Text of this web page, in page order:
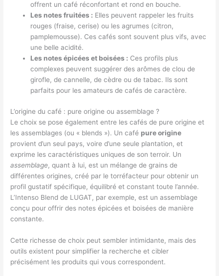
offrent un café réconfortant et rond en bouche.
Les notes fruitées : Elles peuvent rappeler les fruits
rouges (fraise, cerise) ou les agrumes (citron,
pamplemousse). Ces cafés sont souvent plus vifs, avec
une belle acidité.
Les notes épicées et boisées : Ces profils plus
complexes peuvent suggérer des arômes de clou de
girofle, de cannelle, de cèdre ou de tabac. Ils sont
parfaits pour les amateurs de cafés de caractère.
L’origine du café : pure origine ou assemblage ?
Le choix se pose également entre les cafés de pure origine et
les assemblages (ou « blends »). Un café pure origine
provient d’un seul pays, voire d’une seule plantation, et
exprime les caractéristiques uniques de son terroir. Un
assemblage, quant à lui, est un mélange de grains de
différentes origines, créé par le torréfacteur pour obtenir un
profil gustatif spécifique, équilibré et constant toute l’année.
L’Intenso Blend de LUGAT, par exemple, est un assemblage
conçu pour offrir des notes épicées et boisées de manière
constante.
Cette richesse de choix peut sembler intimidante, mais des
outils existent pour simplifier la recherche et cibler
précisément les produits qui vous correspondent.